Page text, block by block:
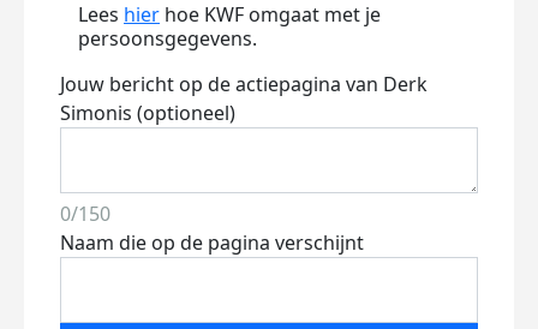
Lees hier hoe KWF omgaat met je
persoonsgegevens.
Jouw bericht op de actiepagina van Derk
Simonis (optioneel)
0/150
Naam die op de pagina verschijnt